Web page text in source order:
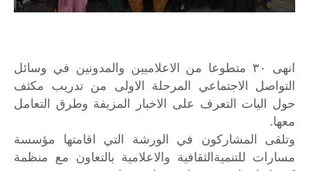
انهى ٣٠ متطوعا من الاعلاميين والمدونين في وسائل
التواصل الاجتماعي المرحلة الاولى من تدريب مكثف
حول اليات التعرف على الاخبار المزيفة وطرق التعامل
معها.
وتلقى المشاركون في الورشة التي اقامتها مؤسسة
مسارات للتنميةالثقافية والاعلامية بالتعاون مع منظمة